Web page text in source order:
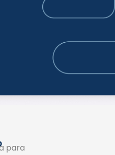
para